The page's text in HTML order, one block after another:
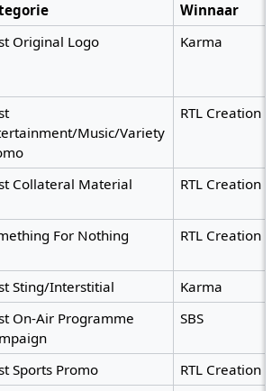
Winnaar
Original Logo Karma
Music/Variety
RTL Creation
Collateral Material RTL Creation
For Nothing RTL Creation
Sting/Interstitial
Karma
On-Air Programme
SBS
Sports Promo
RTL Creation